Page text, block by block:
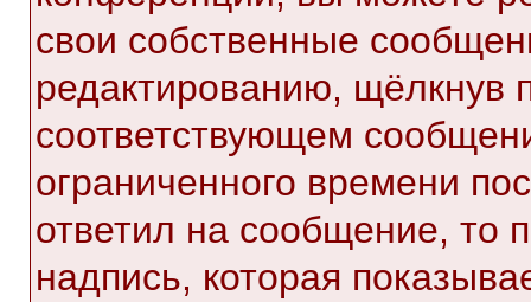
свои собственные
редактированию, щёлкнув
соответствующем
ограниченного времени
ответил на сообщение, то
надпись, которая